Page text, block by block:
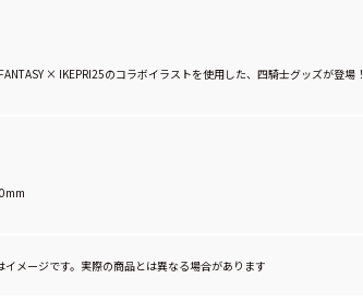
× IKEPRI25のコラボイラストを使用した、四騎士グッズが登場！
メージです。実際の商品とは異なる場合があります